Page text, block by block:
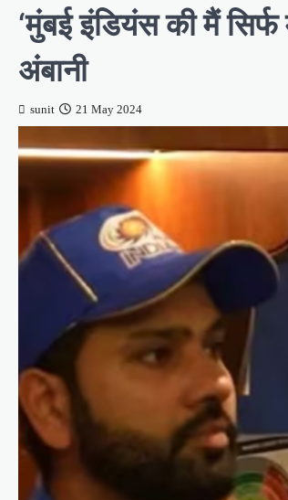
‘मुंबई इंडियंस की मैं
अंबानी
sunit 21 May 2024